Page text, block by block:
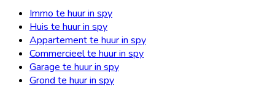
Immo te huur in spy
Huis te huur in spy
Appartement te huur in spy
Commercieel te huur in spy
Garage te huur in spy
Grond te huur in spy